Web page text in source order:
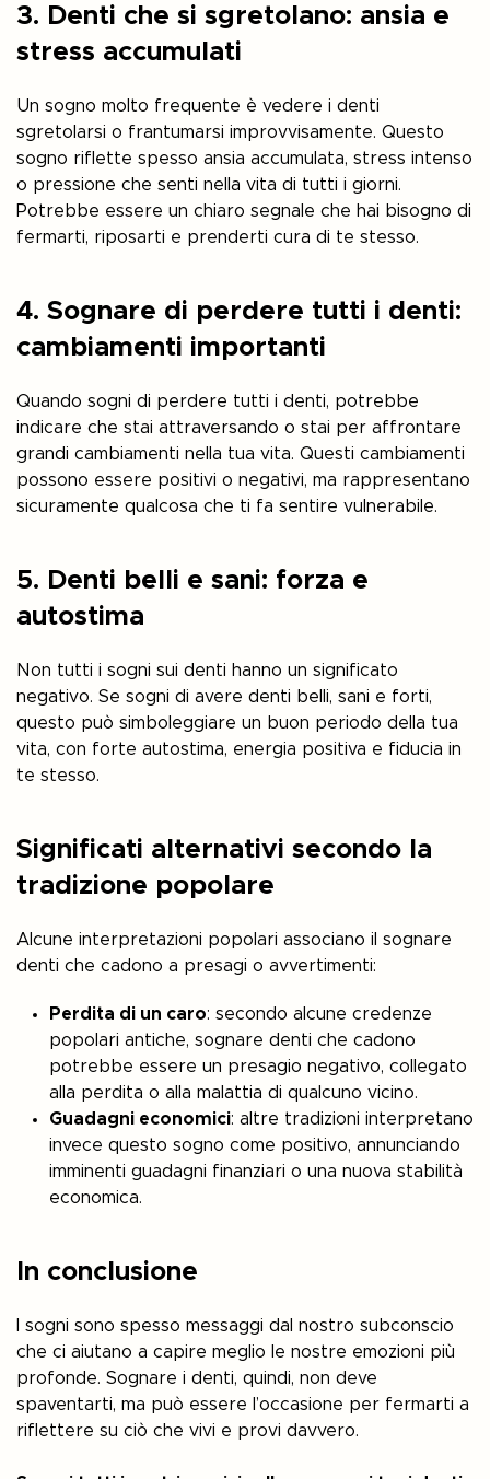
3. Denti che si sgretolano: ansia e
stress accumulati
Un sogno molto frequente è vedere i denti
sgretolarsi o frantumarsi improvvisamente. Questo
sogno riflette spesso ansia accumulata, stress intenso
o pressione che senti nella vita di tutti i giorni.
Potrebbe essere un chiaro segnale che hai bisogno di
fermarti, riposarti e prenderti cura di te stesso.
4. Sognare di perdere tutti i denti:
cambiamenti importanti
Quando sogni di perdere tutti i denti, potrebbe
indicare che stai attraversando o stai per affrontare
grandi cambiamenti nella tua vita. Questi cambiamenti
possono essere positivi o negativi, ma rappresentano
sicuramente qualcosa che ti fa sentire vulnerabile.
5. Denti belli e sani: forza e
autostima
Non tutti i sogni sui denti hanno un significato
negativo. Se sogni di avere denti belli, sani e forti,
questo può simboleggiare un buon periodo della tua
vita, con forte autostima, energia positiva e fiducia in
te stesso.
Significati alternativi secondo la
tradizione popolare
Alcune interpretazioni popolari associano il sognare
denti che cadono a presagi o avvertimenti:
Perdita di un caro: secondo alcune credenze
popolari antiche, sognare denti che cadono
potrebbe essere un presagio negativo, collegato
alla perdita o alla malattia di qualcuno vicino.
Guadagni economici: altre tradizioni interpretano
invece questo sogno come positivo, annunciando
imminenti guadagni finanziari o una nuova stabilità
economica.
In conclusione
I sogni sono spesso messaggi dal nostro subconscio
che ci aiutano a capire meglio le nostre emozioni più
profonde. Sognare i denti, quindi, non deve
spaventarti, ma può essere l’occasione per fermarti a
riflettere su ciò che vivi e provi davvero.